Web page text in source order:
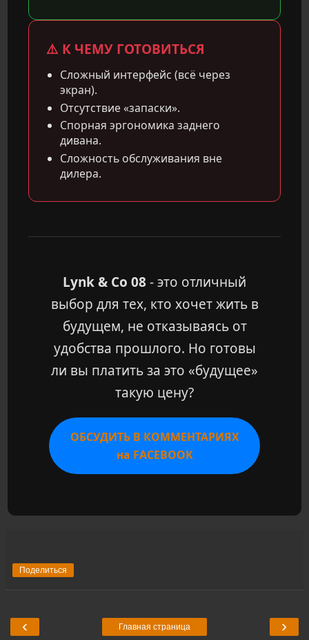
⚠️ К ЧЕМУ ГОТОВИТЬСЯ
Сложный интерфейс (всё через
экран).
Отсутствие «запаски».
Спорная эргономика заднего
дивана.
Сложность обслуживания вне
дилера.
Lynk & Co 08- это отличный
выбор для тех, кто хочет жить в
будущем, не отказываясь от
удобства прошлого. Но готовы
ли вы платить за это «будущее»
такую цену?
ОБСУДИТЬ В КОММЕНТАРИЯХ
на FACEBOOK
Поделиться
‹ ›
Главная страница